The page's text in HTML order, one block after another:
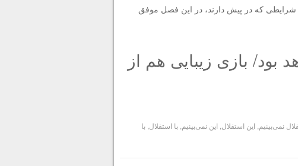
شرایطی که در پیش دارند، در این فصل موفق
بود/ بازی زیبایی هم از
نمی‌بینیم این استقلال این نمی‌بینیم ,با استقلال ,با